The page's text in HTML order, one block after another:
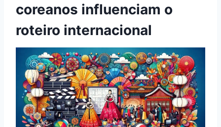
coreanos influenciam o
roteiro internacional